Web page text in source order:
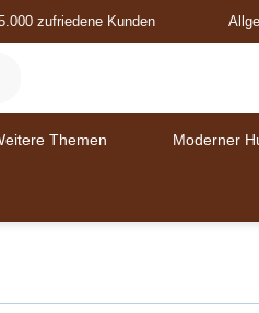
zufriedene Kunden
Themen Moderner